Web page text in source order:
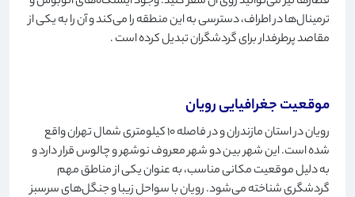
ترمینال‌ها در اطراف، دسترسی به این منطقه را می‌کند و آن را به یکی از
مقاصد پرطرفدار برای گردشگران تبدیل کرده است.
موقعیت جغرافیایی رویان
رویان در استان مازندران و در فاصله 10 کیلومتری شمال تهران واقع
شده است. این شهر بین دو شهر معروف نوشهر و چالوس قرار دارد و
به دلیل موقعیت مکانی مناسب، به عنوان یکی از مناطق مهم
گردشگری شناخته می‌شود. رویان با سواحل زیبا و جنگل‌های سرسبز